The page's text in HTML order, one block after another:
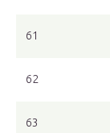
61
62
63